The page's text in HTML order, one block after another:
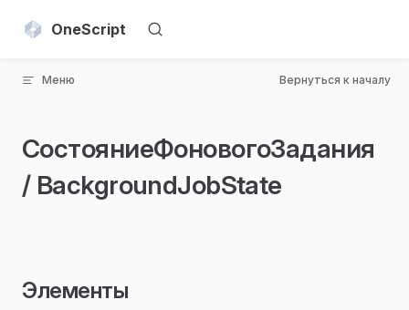
Skip to content
OneScript
Меню Вернуться к началу
СостояниеФоновогоЗадания
/ BackgroundJobState
Элементы